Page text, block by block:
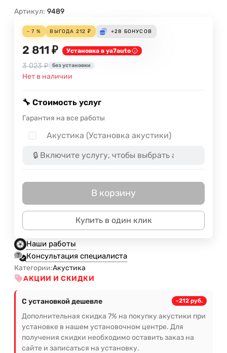
Артикул: 9489
- 7 % ВЫГОДА 212 ₽ +28 БОНУСОВ
2 811 ₽ Установка в ya7auto
3 023 ₽ без установки
Нет в наличии
🔧 Стоимость услуг
Гарантия на все работы
Акустика (Установка акустики)
В корзину
Купить в один клик
Наши работы
Консультация специалиста
Категории:Акустика
АКЦИИ И СКИДКИ
С установкой дешевле -212 руб.
Дополнительная скидка 7% на покупку акустики при
установке в нашем установочном центре. Для
получения скидки необходимо оставить заказ на
сайте и записаться на установку.